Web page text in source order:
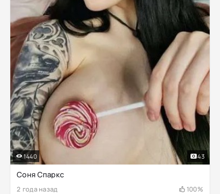
Соня Спаркс
2 года назад 100%
1440 43